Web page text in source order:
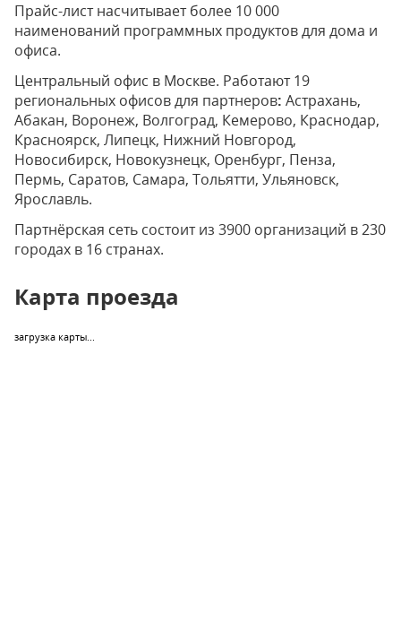
Прайс-лист насчитывает более 10 000
наименований программных продуктов для дома и
офиса.
Центральный офис в Москве. Работают 19
региональных офисов для партнеров: Астрахань,
Абакан, Воронеж, Волгоград, Кемерово, Краснодар,
Красноярск, Липецк, Нижний Новгород,
Новосибирск, Новокузнецк, Оренбург, Пенза,
Пермь, Саратов, Самара, Тольятти, Ульяновск,
Ярославль.
Партнёрская сеть состоит из 3900 организаций в 230
городах в 16 странах.
Карта проезда
загрузка карты...